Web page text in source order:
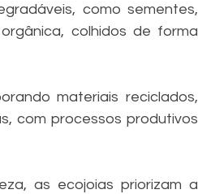
como sementes,
colhidos de forma
materiais reciclados,
com processos produtivos
as ecojoias priorizam a